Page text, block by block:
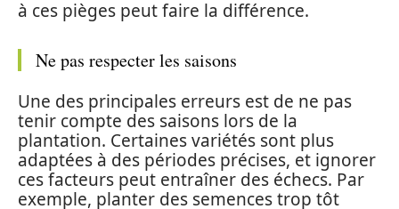
à ces pièges peut faire la différence.
Ne pas respecter les saisons
Une des principales erreurs est de ne pas
tenir compte des saisons lors de la
plantation. Certaines variétés sont plus
adaptées à des périodes précises, et ignorer
ces facteurs peut entraîner des échecs. Par
exemple, planter des semences trop tôt